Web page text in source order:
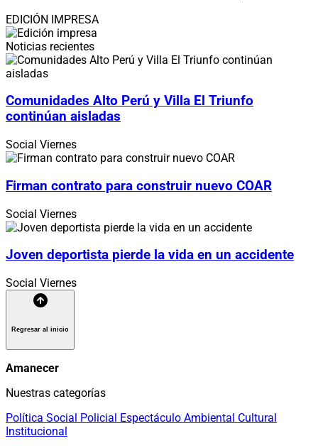
EDICIÓN IMPRESA
Noticias recientes
Comunidades Alto Perú y Villa El Triunfo
continúan aisladas
Social Viernes
Firman contrato para construir nuevo COAR
Social Viernes
Joven deportista pierde la vida en un accidente
Social Viernes
Regresar al inicio
Amanecer
Nuestras categorías
Política Social Policial Espectáculo Ambiental Cultural
Institucional